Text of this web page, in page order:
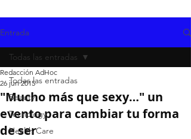
Entrada
Todas las entradas
Beauty
Tecnology
Health Care
Todas las entradas
"Mucho más que sexy…" un
evento para cambiar tu forma
de ser
Redacción AdHoc
26 jun 2015